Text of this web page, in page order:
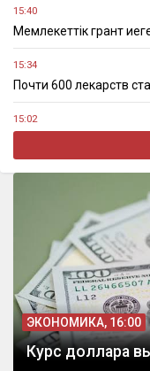
15:40
Мемлекеттік грант
15:34
Почти 600 лекарств
15:02
«Өзімді сатқынмын
сынына жауап берді
ЭКОНОМИКА, 16:00
Курс доллара